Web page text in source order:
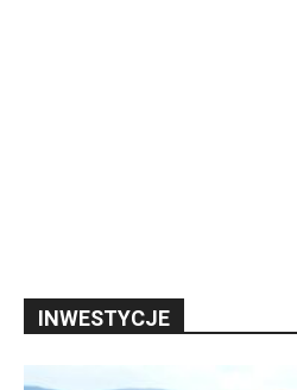
INWESTYCJE